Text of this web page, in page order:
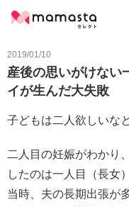
2019/01/10
産後の思いがけない
イが生んだ大失敗
子どもは二人欲しいな
二人目の妊娠がわかり
したのは一人目（長女
当時、夫の長期出張が